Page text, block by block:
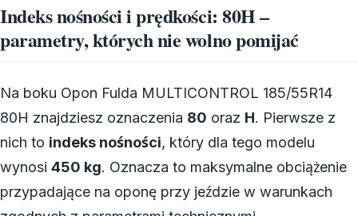
Indeks nośności i prędkości: 80H –
parametry, których nie wolno pomijać
Na boku Opon Fulda MULTICONTROL 185/55R14
80H znajdziesz oznaczenia 80 oraz H. Pierwsze z
nich to indeks nośności, który dla tego modelu
wynosi 450 kg. Oznacza to maksymalne obciążenie
przypadające na oponę przy jeździe w warunkach